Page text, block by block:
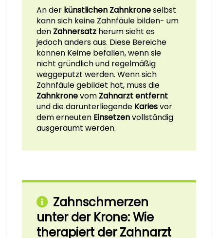
An der künstlichen Zahnkroneselbst
kann sich keine Zahnfäule bilden- um
den Zahnersatz herum sieht es
jedoch anders aus. Diese Bereiche
können Keime befallen, wenn sie
nicht gründlich und regelmäßig
weggeputzt werden. Wenn sich
Zahnfäule gebildet hat, muss die
Zahnkronevom Zahnarztentfernt
und die darunterliegende Kariesvor
dem erneuten Einsetzenvollständig
ausgeräumt werden.
Zahnschmerzen
unter der Krone: Wie
therapiert der Zahnarzt